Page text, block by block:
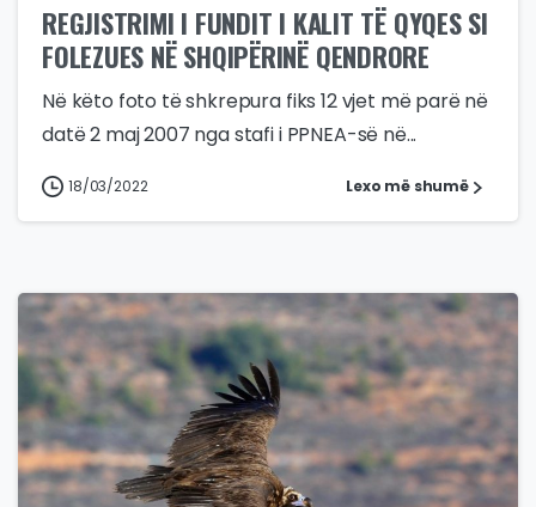
REGJISTRIMI I FUNDIT I KALIT TË QYQES SI
FOLEZUES NË SHQIPËRINË QENDRORE
Në këto foto të shkrepura fiks 12 vjet më parë në
datë 2 maj 2007 nga stafi i PPNEA-së në...
18/03/2022 Lexo më shumë